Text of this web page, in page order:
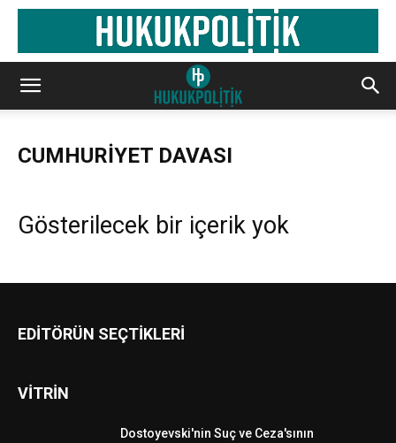
CUMHURİYET DAVASI
Gösterilecek bir içerik yok
EDİTÖRÜN SEÇTİKLERİ
VİTRİN
Dostoyevski'nin Suç ve Ceza'sının